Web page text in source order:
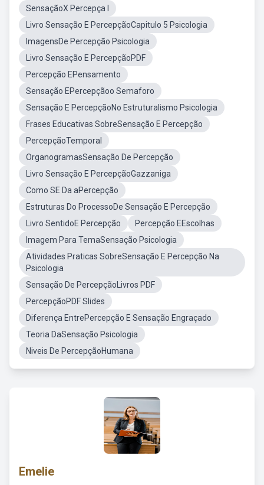
SensaçãoX Percepça I
Livro Sensação E PercepçãoCapitulo 5 Psicologia
ImagensDe Percepção Psicologia
Livro Sensação E PercepçãoPDF
Percepção EPensamento
Sensação EPercepçãoo Semaforo
Sensação E PercepçãoNo Estruturalismo Psicologia
Frases Educativas SobreSensação E Percepção
PercepçãoTemporal
OrganogramasSensação De Percepção
Livro Sensação E PercepçãoGazzaniga
Como SE Da aPercepção
Estruturas Do ProcessoDe Sensação E Percepção
Livro SentidoE Percepção
Percepção EEscolhas
Imagem Para TemaSensação Psicologia
Atividades Praticas SobreSensação E Percepção Na
Psicologia
Sensação De PercepçãoLivros PDF
PercepçãoPDF Slides
Diferença EntrePercepção E Sensação Engraçado
Teoria DaSensação Psicologia
Niveis De PercepçãoHumana
Emelie